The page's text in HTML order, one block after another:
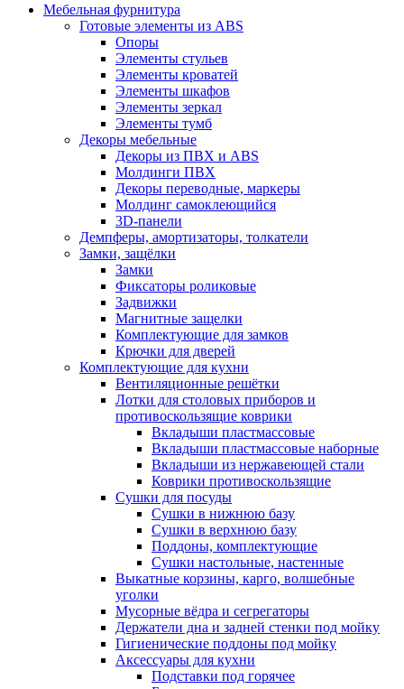
Мебельная фурнитура
Готовые элементы из ABS
Опоры
Элементы стульев
Элементы кроватей
Элементы шкафов
Элементы зеркал
Элементы тумб
Декоры мебельные
Декоры из ПВХ и ABS
Молдинги ПВХ
Декоры переводные, маркеры
Молдинг самоклеющийся
3D-панели
Демпферы, амортизаторы, толкатели
Замки, защёлки
Замки
Фиксаторы роликовые
Задвижки
Магнитные защелки
Комплектующие для замков
Крючки для дверей
Комплектующие для кухни
Вентиляционные решётки
Лотки для столовых приборов и
противоскользящие коврики
Вкладыши пластмассовые
Вкладыши пластмассовые наборные
Вкладыши из нержавеющей стали
Коврики противоскользящие
Сушки для посуды
Сушки в нижнюю базу
Сушки в верхнюю базу
Поддоны, комплектующие
Сушки настольные, настенные
Выкатные корзины, карго, волшебные
уголки
Мусорные вёдра и сегрегаторы
Держатели дна и задней стенки под мойку
Гигиенические поддоны под мойку
Аксессуары для кухни
Подставки под горячее